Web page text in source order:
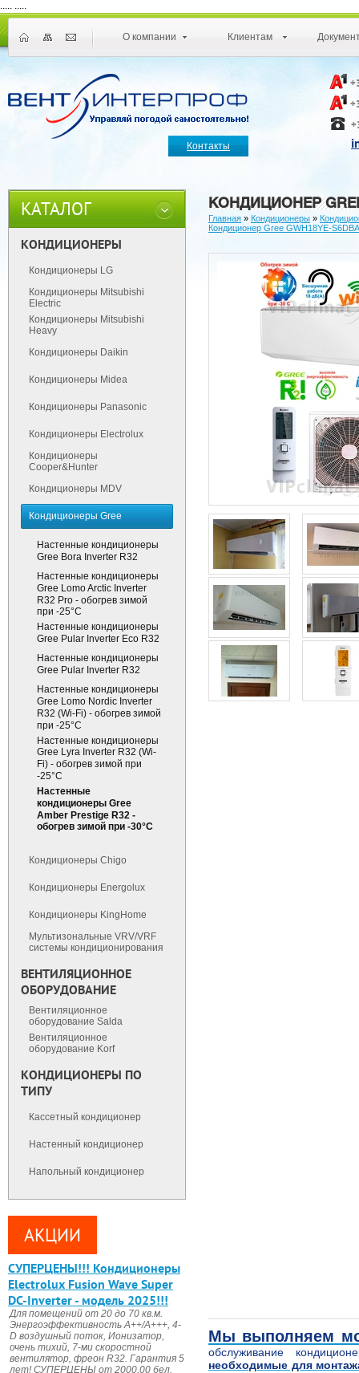
..... .....
О компании Клиентам
Контакты
КАТАЛОГ
КОНДИЦИОНЕРЫ
Кондиционеры LG
Кондиционеры Mitsubishi
Electric
Кондиционеры Mitsubishi
Heavy
Кондиционеры Daikin
Кондиционеры Midea
Кондиционеры Panasonic
Кондиционеры Electrolux
Кондиционеры
Cooper&Hunter
Кондиционеры MDV
Кондиционеры Gree
Настенные кондиционеры
Gree Bora Inverter R32
Настенные кондиционеры
Gree Lomo Arctic Inverter
R32 Pro - обогрев зимой
при -25°С
Настенные кондиционеры
Gree Pular Inverter Eco R32
Настенные кондиционеры
Gree Pular Inverter R32
Настенные кондиционеры
Gree Lomo Nordic Inverter
R32 (Wi-Fi) - обогрев зимой
при -25°С
Настенные кондиционеры
Gree Lyra Inverter R32 (Wi-
Fi) - обогрев зимой при
-25°С
Настенные
кондиционеры Gree
Amber Prestige R32 -
обогрев зимой при -30°С
Кондиционеры Chigo
Кондиционеры Energolux
Кондиционеры KingHome
Мультизональные VRV/VRF
cистемы кондиционирования
ВЕНТИЛЯЦИОННОЕ
ОБОРУДОВАНИЕ
Вентиляционное
оборудование Salda
Вентиляционное
оборудование Korf
КОНДИЦИОНЕРЫ ПО
ТИПУ
Кассетный кондиционер
Настенный кондиционер
Напольный кондиционер
АКЦИИ
CУПЕРЦЕНЫ!!! Кондиционеры
Electrolux Fusion Wave Super
DC-Inverter - модель 2025!!!
Для помещений от 20 до 70 кв.м.
Энергоэффективность А++/А+++, 4-
D воздушный поток, Ионизатор,
очень тихий, 7-ми скоростной
вентилятор, фреон R32. Гарантия 5
лет! СУПЕРЦЕНЫ от 2000,00 бел.
КОНДИЦИОНЕР
Главная » Кондиционеры »
Кондиционер Gree GWH18YE-
Мы выполняем
обслуживание
необходимые для